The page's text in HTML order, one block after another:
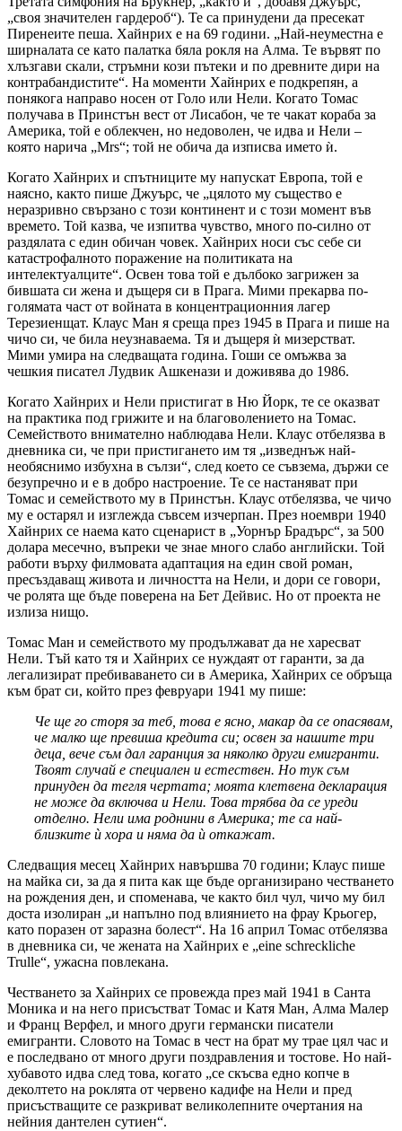
„своя значителен гардероб“). Те са принудени да пресекат
Пиренеите пеша. Хайнрих е на 69 години. „Най-неуместна е
ширналата се като палатка бяла рокля на Алма. Те вървят по
хлъзгави скали, стръмни кози пътеки и по древните дири на
контрабандистите“. На моменти Хайнрих е подкрепян, а
понякога направо носен от Голо или Нели. Когато Томас
получава в Принстън вест от Лисабон, че те чакат кораба за
Америка, той е облекчен, но недоволен, че идва и Нели –
която нарича „Mrs“; той не обича да изписва името ѝ.
Когато Хайнрих и спътниците му напускат Европа, той е
наясно, както пише Джуърс, че „цялото му същество е
неразривно свързано с този континент и с този момент във
времето. Той казва, че изпитва чувство, много по-силно от
раздялата с един обичан човек. Хайнрих носи със себе си
катастрофалното поражение на политиката на
интелектуалците“. Освен това той е дълбоко загрижен за
бившата си жена и дъщеря си в Прага. Мими прекарва по-
голямата част от войната в концентрационния лагер
Терезиенщат. Клаус Ман я среща през 1945 в Прага и пише на
чичо си, че била неузнаваема. Тя и дъщеря ѝ мизерстват.
Мими умира на следващата година. Гоши се омъжва за
чешкия писател Лудвик Ашкенази и доживява до 1986.
Когато Хайнрих и Нели пристигат в Ню Йорк, те се оказват
на практика под грижите и на благоволението на Томас.
Семейството внимателно наблюдава Нели. Клаус отбелязва в
дневника си, че при пристигането им тя „изведнъж най-
необяснимо избухна в сълзи“, след което се съвзема, държи се
безупречно и е в добро настроение. Те се настаняват при
Томас и семейството му в Принстън. Клаус отбелязва, че чичо
му е остарял и изглежда съвсем изчерпан. През ноември 1940
Хайнрих се наема като сценарист в „Уорнър Брадърс“, за 500
долара месечно, въпреки че знае много слабо английски. Той
работи върху филмовата адаптация на един свой роман,
пресъздаващ живота и личността на Нели, и дори се говори,
че ролята ще бъде поверена на Бет Дейвис. Но от проекта не
излиза нищо.
Томас Ман и семейството му продължават да не харесват
Нели. Тъй като тя и Хайнрих се нуждаят от гаранти, за да
легализират пребиваването си в Америка, Хайнрих се обръща
към брат си, който през февруари 1941 му пише:
Че ще го сторя за теб, това е ясно, макар да се опасявам,
че малко ще превиша кредита си; освен за нашите три
деца, вече съм дал гаранция за няколко други емигранти.
Твоят случай е специален и естествен. Но тук съм
принуден да тегля чертата; моята клетвена декларация
не може да включва и Нели. Това трябва да се уреди
отделно. Нели има роднини в Америка; те са най-
близките ѝ хора и няма да ѝ откажат.
Следващия месец Хайнрих навършва 70 години; Клаус пише
на майка си, за да я пита как ще бъде организирано честването
на рождения ден, и споменава, че както бил чул, чичо му бил
доста изолиран „и напълно под влиянието на фрау Крьогер,
като поразен от заразна болест“. На 16 април Томас отбелязва
в дневника си, че жената на Хайнрих е „eine schreckliche
Trulle“, ужасна повлекана.
Честването за Хайнрих се провежда през май 1941 в Санта
Моника и на него присъстват Томас и Катя Ман, Алма Малер
и Франц Верфел, и много други германски писатели
емигранти. Словото на Томас в чест на брат му трае цял час и
е последвано от много други поздравления и тостове. Но най-
хубавото идва след това, когато „се скъсва едно копче в
деколтето на роклята от червено кадифе на Нели и пред
присъстващите се разкриват великолепните очертания на
нейния дантелен сутиен“.